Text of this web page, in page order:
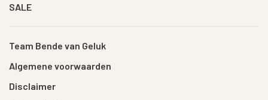
SALE
Team Bende van Geluk
Algemene voorwaarden
Disclaimer